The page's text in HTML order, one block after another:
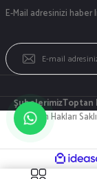
E-Mail adresinizi
ŞubelerimizToptan
© Tüm Hakları